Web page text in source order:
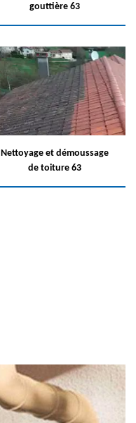
gouttière 63
Nettoyage et démoussage
de toiture 63